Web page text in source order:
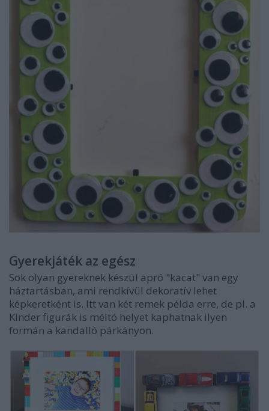
Gyerekjáték az egész
Sok olyan gyereknek készül apró "kacat" van egy
háztartásban, ami rendkívül dekoratív lehet
képkeretként is. Itt van két remek példa erre, de pl. a
Kinder figurák is méltó helyet kaphatnak ilyen
formán a kandalló párkányon.